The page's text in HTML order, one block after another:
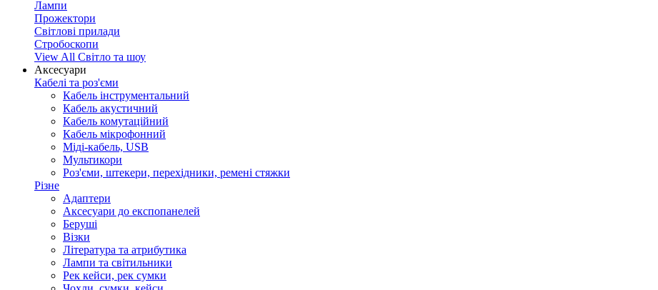
Лампи
Прожектори
Світлові прилади
Стробоскопи
View All Світло та шоу
Аксесуари
Кабелі та роз'єми
Кабель інструментальний
Кабель акустичний
Кабель комутаційний
Кабель мікрофонний
Міді-кабель, USB
Мультикори
Роз'єми, штекери, перехідники, ремені стяжки
Різне
Адаптери
Аксесуари до експопанелей
Беруші
Візки
Література та атрибутика
Лампи та світильники
Рек кейси, рек сумки